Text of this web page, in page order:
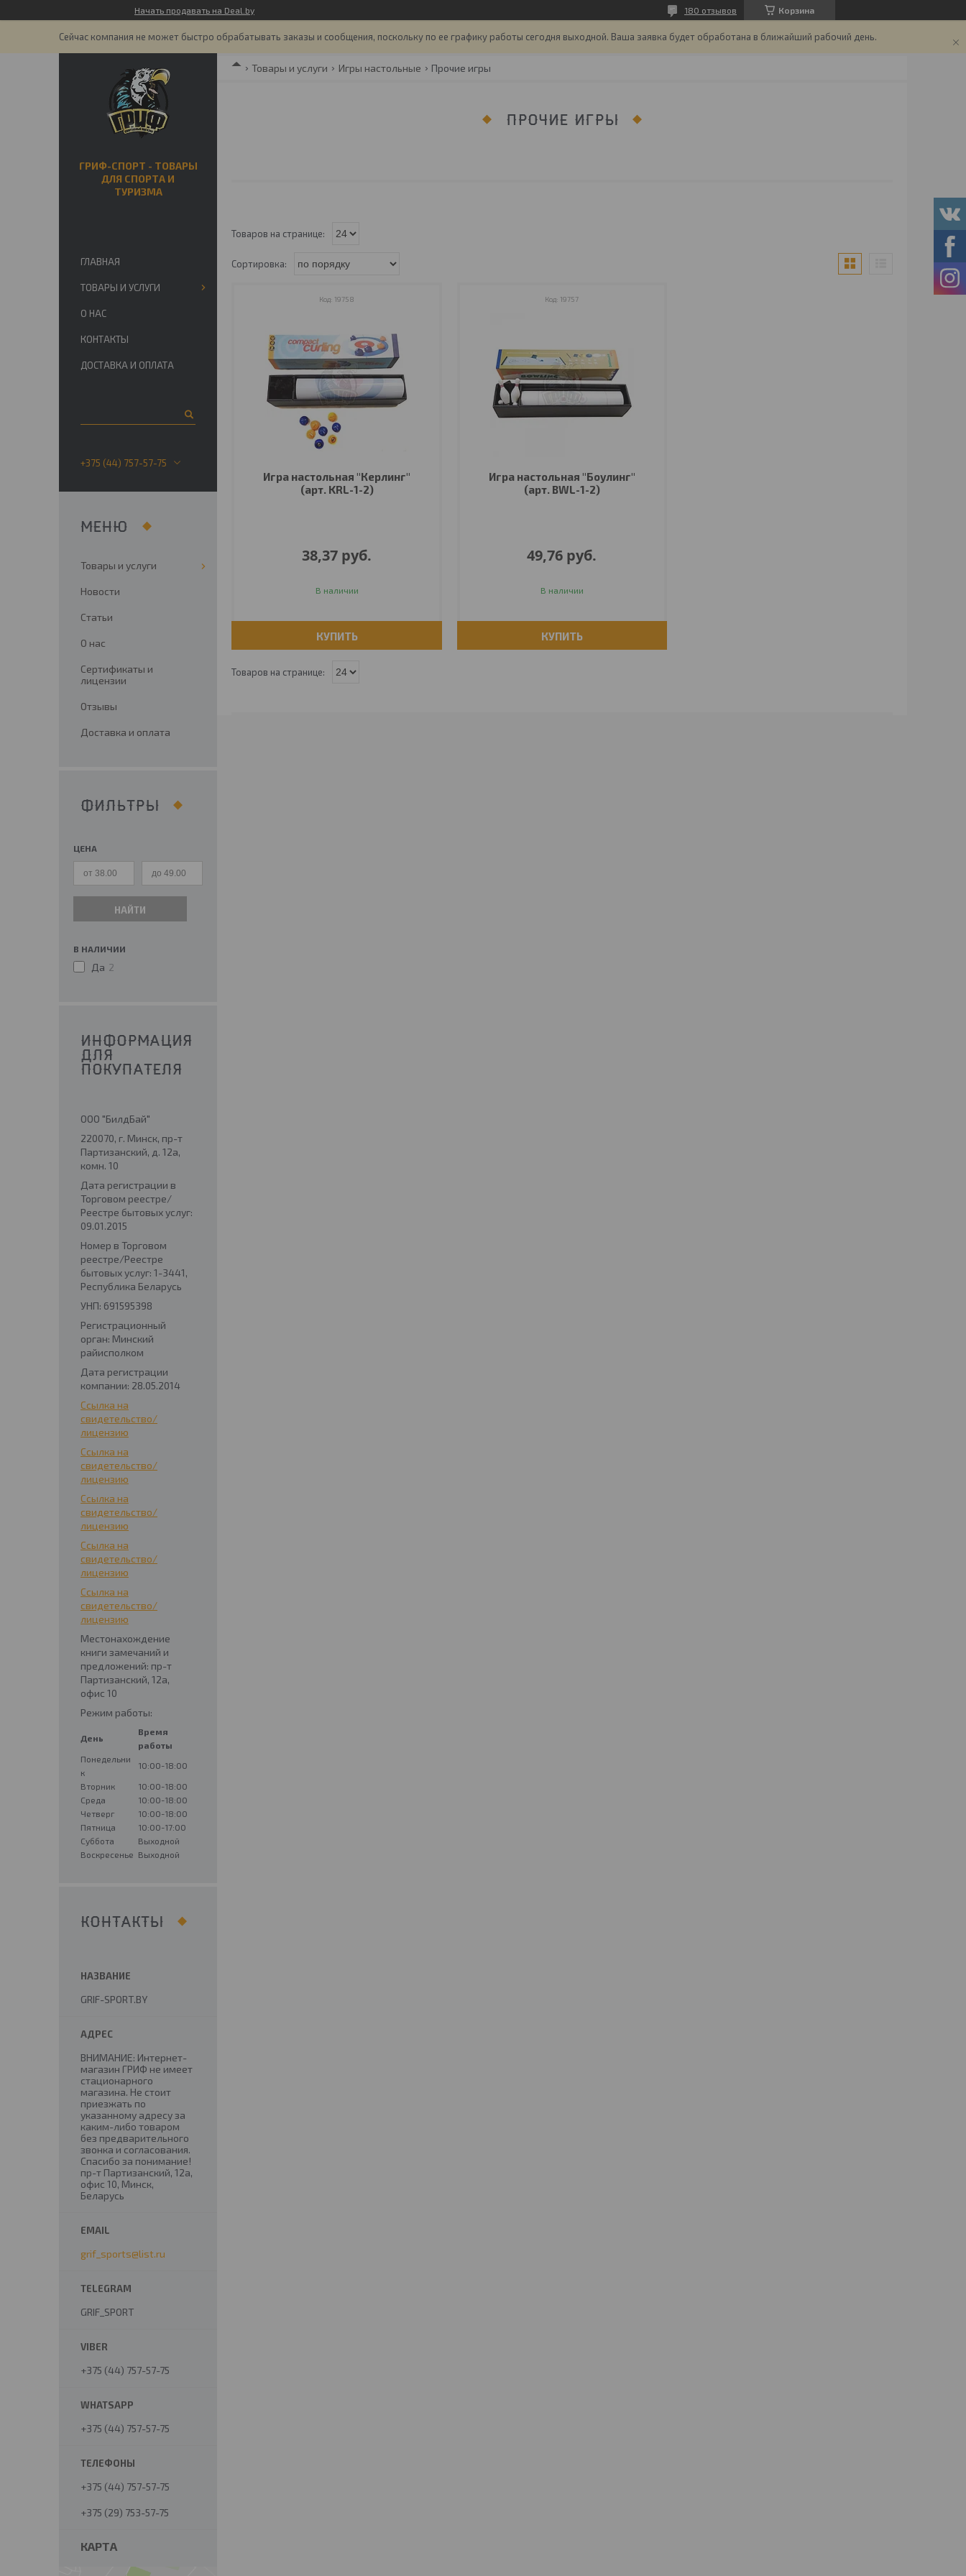
Начать продавать на Deal.by Корзина
180 отзывов
Сейчас компания не может быстро обрабатывать заказы и сообщения, поскольку по ее графику работы сегодня выходной. Ваша заявка будет обработана в ближайший рабочий день.
Товары и услуги Игры настольные Прочие игры
ПРОЧИЕ ИГРЫ
19758
Игра настольная ''Керлинг''
(арт. KRL-1-2)
38,37 руб.
В наличии
КУПИТЬ
19757
Игра настольная ''Боулинг''
(арт. BWL-1-2)
49,76 руб.
В наличии
КУПИТЬ
ГРИФ-СПОРТ - ТОВАРЫ
ДЛЯ СПОРТА И
ТУРИЗМА
ГЛАВНАЯ
ТОВАРЫ И УСЛУГИ
О НАС
КОНТАКТЫ
ДОСТАВКА И ОПЛАТА
+375 (44) 757-57-75
Товары и услуги
Новости
Статьи
О нас
Сертификаты и
лицензии
Отзывы
Доставка и оплата
ФИЛЬТРЫ
ЦЕНА
НАЙТИ
В НАЛИЧИИ
Да 2
ИНФОРМАЦИЯ
ДЛЯ
ПОКУПАТЕЛЯ
ООО "БилдБай"
220070, г. Минск, пр-т
Партизанский, д. 12а,
комн. 10
Дата регистрации в
Торговом реестре/
Реестре бытовых услуг:
09.01.2015
Номер в Торговом
реестре/Реестре
бытовых услуг: 1-3441,
Республика Беларусь
УНП: 691595398
Регистрационный
орган: Минский
райисполком
Дата регистрации
компании: 28.05.2014
Ссылка на
свидетельство/
лицензию
Ссылка на
свидетельство/
лицензию
Ссылка на
свидетельство/
лицензию
Ссылка на
свидетельство/
лицензию
Ссылка на
свидетельство/
лицензию
Местонахождение
книги замечаний и
предложений: пр-т
Партизанский, 12а,
офис 10
Режим работы:
День
Время
работы
Понедельни
к
10:00-18:00
Вторник
10:00-18:00
Среда
10:00-18:00
Четверг
10:00-18:00
Пятница
10:00-17:00
Суббота
Выходной
Воскресенье Выходной
КОНТАКТЫ
GRIF-SPORT.BY
ВНИМАНИЕ: Интернет-
магазин ГРИФ не имеет
стационарного
магазина. Не стоит
приезжать по
указанному адресу за
каким-либо товаром
без предварительного
звонка и согласования.
Спасибо за понимание!
пр-т Партизанский, 12а,
офис 10, Минск,
Беларусь
grif_sports@list.ru
GRIF_SPORT
+375 (44) 757-57-75
+375 (44) 757-57-75
+375 (44) 757-57-75
+375 (29) 753-57-75
КАРТА